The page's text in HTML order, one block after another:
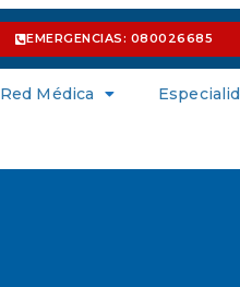
EMERGENCIAS: 080026685
Red Médica